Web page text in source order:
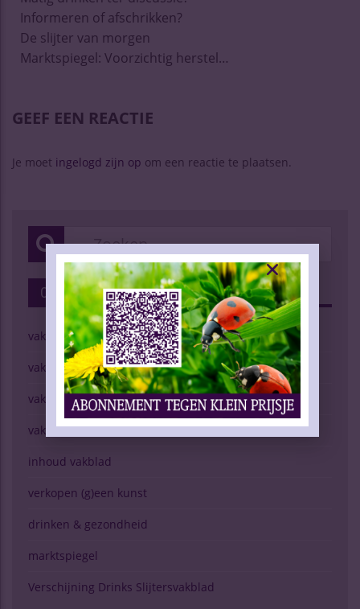
Informeren of afschrikken?
De slijter van morgen
Marktspiegel: Voorzichtig herstel…
GEEF EEN REACTIE
Je moet ingelogd zijn op om een reactie te plaatsen.
Categorieën
vaknieuws | wijn
vaknieuws | gedistilleerd
vaknieuws | bier
vaknieuws | overig
inhoud vakblad
verkopen (g)een kunst
drinken & gezondheid
marktspiegel
Verschijning Drinks Slijtersvakblad